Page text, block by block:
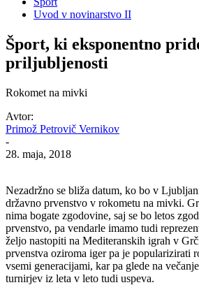
Uvod v novinarstvo II
Šport, ki eksponentno
priljubljenosti
Rokomet na mivki
Avtor:
Primož Petrovič Vernikov
-
28. maja, 2018
Nezadržno se bliža datum, ko bo v
državno prvenstvo v rokometu na mivki.
nima bogate zgodovine, saj se bo letos
prvenstvo, pa vendarle imamo tudi
željo nastopiti na Mediteranskih igrah v
prvenstva oziroma iger pa je popularizirati
vsemi generacijami, kar pa glede na
turnirjev iz leta v leto tudi uspeva.